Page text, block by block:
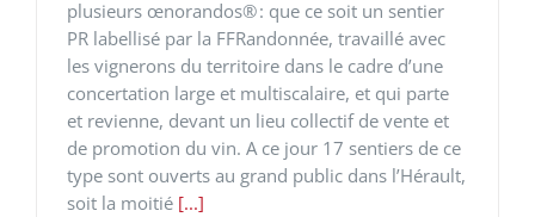
plusieurs œnorandos® : que ce soit un sentier
PR labellisé par la FFRandonnée, travaillé avec
les vignerons du territoire dans le cadre d’une
concertation large et multiscalaire, et qui parte
et revienne, devant un lieu collectif de vente et
de promotion du vin. A ce jour 17 sentiers de ce
type sont ouverts au grand public dans l’Hérault,
soit la moitié [...]